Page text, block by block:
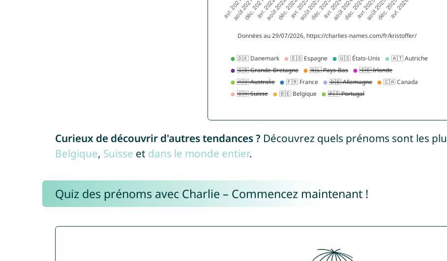
Curieux de découvrir d'autres tendances ? Découvrez quels prénoms sont les
Belgique, Suisse et dans le monde entier.
Quiz des prénoms avec Charlie – Commencez maintenant !